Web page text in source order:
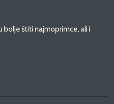
bolje štiti najmoprimce, ali i